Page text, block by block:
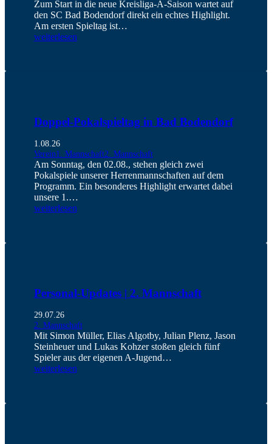
Zum Start in die neue Kreisliga-A-Saison wartet auf
den SC Bad Bodendorf direkt ein echtes Highlight.
Am ersten Spieltag ist…
weiterlesen
Doppel-Pokalspieltag in Bad Bodendorf
1.08.26
Verein1. Mannschaft2. Mannschaft
Am Sonntag, den 02.08., stehen gleich zwei
Pokalspiele unserer Herrenmannschaften auf dem
Programm. Ein besonderes Highlight erwartet dabei
unsere 1.…
weiterlesen
Personal-Updates | 2. Mannschaft
29.07.26
2. Mannschaft
Mit Simon Müller, Elias Algotby, Julian Plenz, Jason
Steinheuer und Lukas Kohzer stoßen gleich fünf
Spieler aus der eigenen A-Jugend…
weiterlesen